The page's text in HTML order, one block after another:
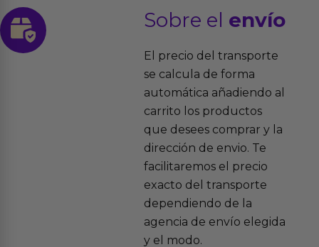
Sobre el envío
El precio del transporte
se calcula de forma
automática añadiendo al
carrito los productos
que desees comprar y la
dirección de envio. Te
facilitaremos el precio
exacto del transporte
dependiendo de la
agencia de envío elegida
y el modo.